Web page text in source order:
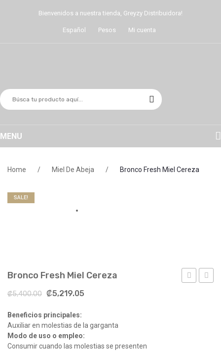
Bienvenidos a nuestra tienda, Greyzy Distribuidora!
Español Pesos Mi cuenta
MENU
BELLEZA Y COSMÉTICOS
PROMOCIONES
Home / Miel De Abeja / Bronco Fresh Miel Cereza
SALE!
Bronco Fresh Miel Cereza
₡5,400.00 ₡5,219.05
Beneficios principales:
Auxiliar en molestias de la garganta
Modo de uso o empleo:
Consumir cuando las molestias se presenten